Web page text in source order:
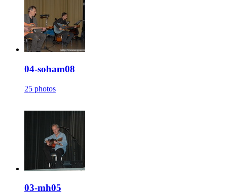
04-soham08
25 photos
03-mh05